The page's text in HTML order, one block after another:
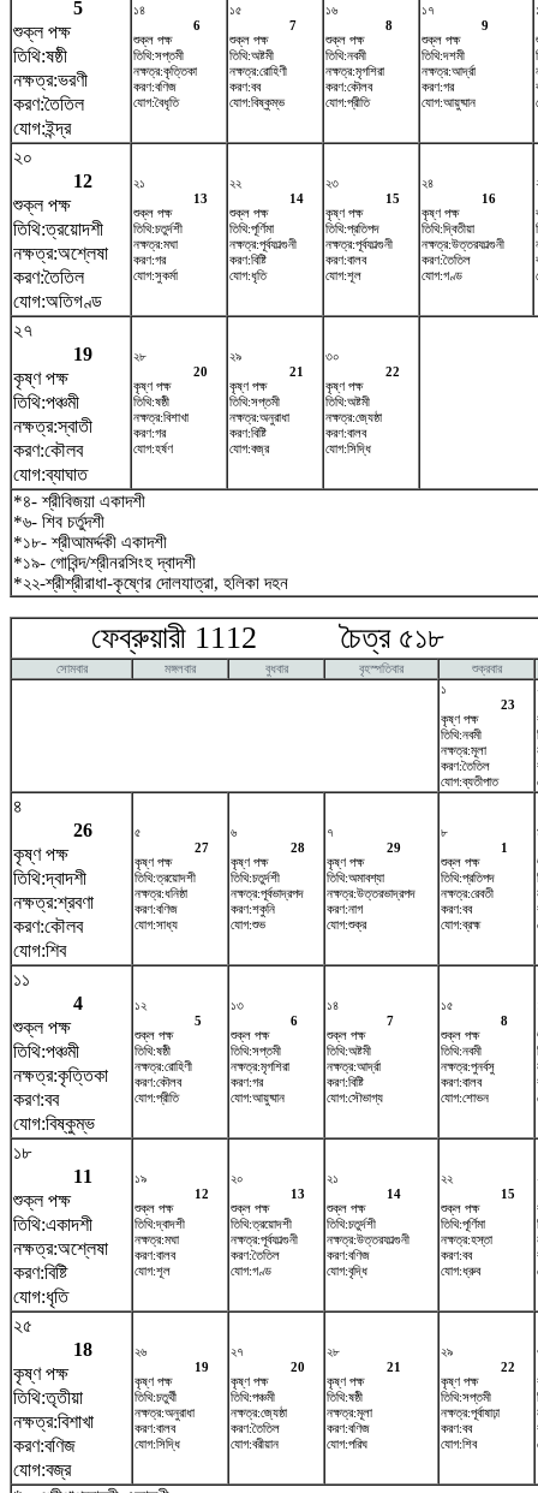
5
শুক্ল পক্ষ
তিথি:ষষ্ঠী
নক্ষত্র:ভরণী
করণ:তৈতিল
যোগ:ইন্দ্র
১৪
6
শুক্ল পক্ষ
তিথি:সপ্তমী
নক্ষত্র:কৃত্তিকা
করণ:বণিজ
যোগ:বৈধৃতি
১৫
7
শুক্ল পক্ষ
তিথি:অষ্টমী
নক্ষত্র:রোহিণী
করণ:বব
যোগ:বিষ্কুম্ভ
১৬
8
শুক্ল পক্ষ
তিথি:নবমী
নক্ষত্র:মৃগশিরা
করণ:কৌলব
যোগ:প্রীতি
১৭
9
শুক্ল পক্ষ
তিথি:দশমী
নক্ষত্র:আর্দ্রা
করণ:গর
যোগ:আয়ুষ্মান
২০
12
শুক্ল পক্ষ
তিথি:ত্রয়োদশী
নক্ষত্র:অশ্লেষা
করণ:তৈতিল
যোগ:অতিগণ্ড
২১
13
শুক্ল পক্ষ
তিথি:চতুর্দশী
নক্ষত্র:মঘা
করণ:গর
যোগ:সুকর্মা
২২
14
শুক্ল পক্ষ
তিথি:পূর্ণিমা
নক্ষত্র:পূর্বফাল্গুনী
করণ:বিষ্টি
যোগ:ধৃতি
২৩
15
কৃষ্ণ পক্ষ
তিথি:প্রতিপদ
নক্ষত্র:পূর্বফাল্গুনী
করণ:বালব
যোগ:শূল
২৪
16
কৃষ্ণ পক্ষ
তিথি:দ্বিতীয়া
নক্ষত্র:উত্তরফাল্গুনী
করণ:তৈতিল
যোগ:গণ্ড
২৭
19
কৃষ্ণ পক্ষ
তিথি:পঞ্চমী
নক্ষত্র:স্বাতী
করণ:কৌলব
যোগ:ব্যাঘাত
২৮
20
কৃষ্ণ পক্ষ
তিথি:ষষ্ঠী
নক্ষত্র:বিশাখা
করণ:গর
যোগ:হর্ষণ
২৯
21
কৃষ্ণ পক্ষ
তিথি:সপ্তমী
নক্ষত্র:অনুরাধা
করণ:বিষ্টি
যোগ:বজ্র
৩০
22
কৃষ্ণ পক্ষ
তিথি:অষ্টমী
নক্ষত্র:জ্যেষ্ঠা
করণ:বালব
যোগ:সিদ্ধি
*৪- শ্রীবিজয়া একাদশী
*৬- শিব চর্তুদশী
*১৮- শ্রীআমর্দ্দকী একাদশী
*১৯- গোবিন্দ/শ্রীনরসিংহ দ্বাদশী
*২২-শ্রীশ্রীরাধা-কৃষ্ণের দোলযাত্রা, হলিকা দহন
ফেব্রুয়ারী 1112 চৈত্র ৫১৮
সোমবার মঙ্গলবার বুধবার বৃহস্পতিবার
শুক্রবার
১
23
কৃষ্ণ পক্ষ
তিথি:নবমী
নক্ষত্র:মূলা
করণ:তৈতিল
যোগ:ব্যতীপাত
৪
26
কৃষ্ণ পক্ষ
তিথি:দ্বাদশী
নক্ষত্র:শ্রবণা
করণ:কৌলব
যোগ:শিব
৫
27
কৃষ্ণ পক্ষ
তিথি:ত্রয়োদশী
নক্ষত্র:ধনিষ্ঠা
করণ:বণিজ
যোগ:সাধ্য
৬
28
কৃষ্ণ পক্ষ
তিথি:চতুর্দশী
নক্ষত্র:পূর্বভাদ্রপদ
করণ:শকুনি
যোগ:শুভ
৭
29
কৃষ্ণ পক্ষ
তিথি:অমাবশ্যা
নক্ষত্র:উত্তরভাদ্রপদ
করণ:নাগ
যোগ:শুক্র
৮
1
শুক্ল পক্ষ
তিথি:প্রতিপদ
নক্ষত্র:রেবতী
করণ:বব
যোগ:ব্রহ্ম
১১
4
শুক্ল পক্ষ
তিথি:পঞ্চমী
নক্ষত্র:কৃত্তিকা
করণ:বব
যোগ:বিষ্কুম্ভ
১২
5
শুক্ল পক্ষ
তিথি:ষষ্ঠী
নক্ষত্র:রোহিণী
করণ:কৌলব
যোগ:প্রীতি
১৩
6
শুক্ল পক্ষ
তিথি:সপ্তমী
নক্ষত্র:মৃগশিরা
করণ:গর
যোগ:আয়ুষ্মান
১৪
7
শুক্ল পক্ষ
তিথি:অষ্টমী
নক্ষত্র:আর্দ্রা
করণ:বিষ্টি
যোগ:সৌভাগ্য
১৫
8
শুক্ল পক্ষ
তিথি:নবমী
নক্ষত্র:পুনর্বসু
করণ:বালব
যোগ:শোভন
১৮
11
শুক্ল পক্ষ
তিথি:একাদশী
নক্ষত্র:অশ্লেষা
করণ:বিষ্টি
যোগ:ধৃতি
১৯
12
শুক্ল পক্ষ
তিথি:দ্বাদশী
নক্ষত্র:মঘা
করণ:বালব
যোগ:শূল
২০
13
শুক্ল পক্ষ
তিথি:ত্রয়োদশী
নক্ষত্র:পূর্বফাল্গুনী
করণ:তৈতিল
যোগ:গণ্ড
২১
14
শুক্ল পক্ষ
তিথি:চতুর্দশী
নক্ষত্র:উত্তরফাল্গুনী
করণ:বণিজ
যোগ:বৃদ্ধি
২২
15
শুক্ল পক্ষ
তিথি:পূর্ণিমা
নক্ষত্র:হস্তা
করণ:বব
যোগ:ধ্রুব
২৫
18
কৃষ্ণ পক্ষ
তিথি:তৃতীয়া
নক্ষত্র:বিশাখা
করণ:বণিজ
যোগ:বজ্র
২৬
19
কৃষ্ণ পক্ষ
তিথি:চতুর্থী
নক্ষত্র:অনুরাধা
করণ:বালব
যোগ:সিদ্ধি
২৭
20
কৃষ্ণ পক্ষ
তিথি:পঞ্চমী
নক্ষত্র:জ্যেষ্ঠা
করণ:তৈতিল
যোগ:বরীয়ান
২৮
21
কৃষ্ণ পক্ষ
তিথি:ষষ্ঠী
নক্ষত্র:মূলা
করণ:বণিজ
যোগ:পরিঘ
২৯
22
কৃষ্ণ পক্ষ
তিথি:সপ্তমী
নক্ষত্র:পূর্বাষাঢ়া
করণ:বব
যোগ:শিব